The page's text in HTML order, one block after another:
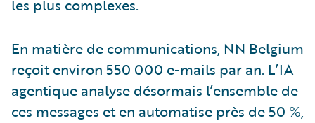
les plus complexes.
En matière de communications, NN Belgium
reçoit environ 550 000 e-mails par an. L’IA
agentique analyse désormais l’ensemble de
ces messages et en automatise près de 50 %,